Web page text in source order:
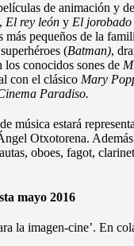
de animación y
, El rey león y El
pequeños de la
(Batman),
los conocidos sones de
con el clásico Mary
Paradiso.
música estará
Otxotorena.
oboes, fagot,
mayo 2016
la imagen-cine’. En